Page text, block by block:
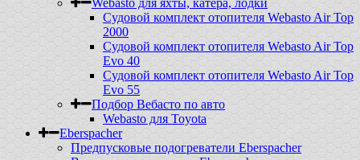
Webasto для яхты, катера, лодки
Судовой комплект отопителя Webasto Air Top
2000
Судовой комплект отопителя Webasto Air Top
Evo 40
Судовой комплект отопителя Webasto Air Top
Evo 55
Подбор Вебасто по авто
Webasto для Toyota
Eberspacher
Предпусковые подогреватели Eberspacher